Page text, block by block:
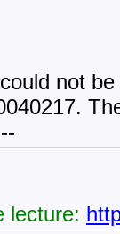
not
lecture: